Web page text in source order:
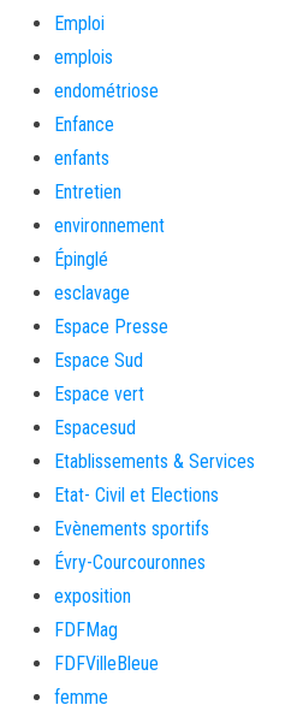
Emploi
emplois
endométriose
Enfance
enfants
Entretien
environnement
Épinglé
esclavage
Espace Presse
Espace Sud
Espace vert
Espacesud
Etablissements & Services
Etat- Civil et Elections
Evènements sportifs
Évry-Courcouronnes
exposition
FDFMag
FDFVilleBleue
femme